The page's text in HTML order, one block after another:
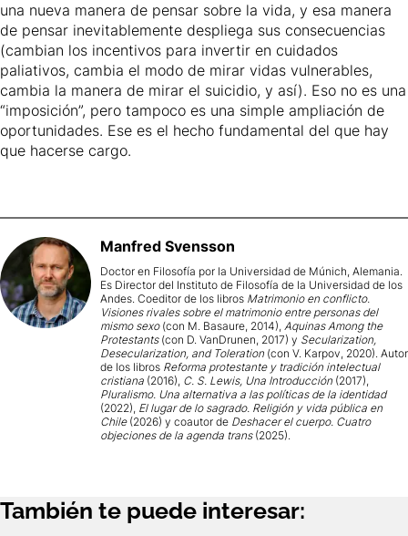
una nueva manera de pensar sobre la vida, y esa manera
de pensar inevitablemente despliega sus consecuencias
(cambian los incentivos para invertir en cuidados
paliativos, cambia el modo de mirar vidas vulnerables,
cambia la manera de mirar el suicidio, y así). Eso no es una
“imposición”, pero tampoco es una simple ampliación de
oportunidades. Ese es el hecho fundamental del que hay
que hacerse cargo.
Manfred Svensson
Doctor en Filosofía por la Universidad de Múnich, Alemania.
Es Director del Instituto de Filosofía de la Universidad de los
Andes. Coeditor de los libros Matrimonio en conflicto.
Visiones rivales sobre el matrimonio entre personas del
mismo sexo(con M. Basaure, 2014), Aquinas Among the
Protestants(con D. VanDrunen, 2017) y Secularization,
Desecularization, and Toleration (con V. Karpov, 2020). Autor
de los libros Reforma protestante y tradición intelectual
cristiana (2016), C. S. Lewis, Una Introducción (2017),
Pluralismo. Una alternativa a las políticas de la identidad
(2022), El lugar de lo sagrado. Religión y vida pública en
Chile (2026) y coautor de Deshacer el cuerpo. Cuatro
objeciones de la agenda trans (2025).
También te puede interesar: